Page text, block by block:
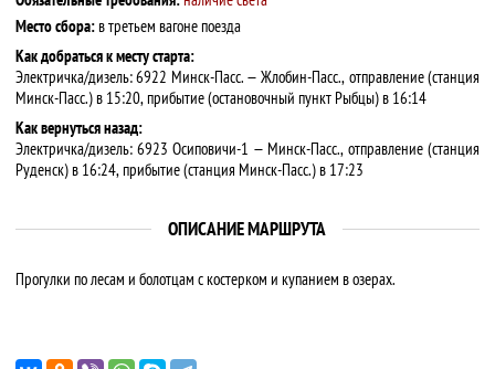
Место сбора:в третьем вагоне поезда
Как добраться к месту старта:
Электричка/дизель: 6922 Минск-Пасс. — Жлобин-Пасс., отправление (станция
Минск-Пасс.) в 15:20, прибытие (остановочный пункт Рыбцы) в 16:14
Как вернуться назад:
Электричка/дизель: 6923 Осиповичи-1 — Минск-Пасс., отправление (станция
Руденск) в 16:24, прибытие (станция Минск-Пасс.) в 17:23
ОПИСАНИЕ МАРШРУТА
Прогулки по лесам и болотцам с костерком и купанием в озерах.